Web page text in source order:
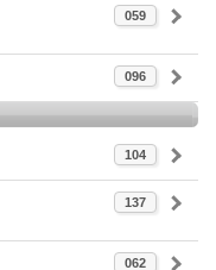
059
096
104
137
062